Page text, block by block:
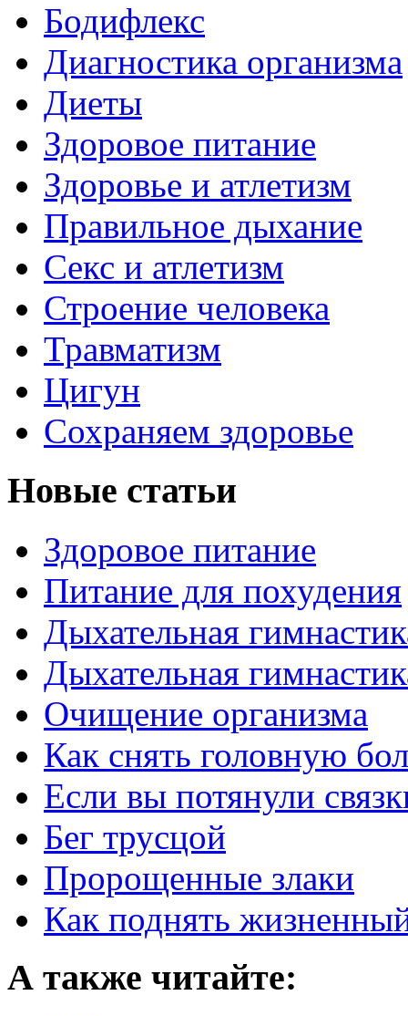
Бодифлекс
Диагностика организма
Диеты
Здоровое питание
Здоровье и атлетизм
Правильное дыхание
Секс и атлетизм
Строение человека
Травматизм
Цигун
Сохраняем здоровье
Новые статьи
Здоровое питание
Питание для похудения
Дыхательная
Дыхательная
Очищение организма
Как снять головную
Если вы потянули
Бег трусцой
Пророщенные злаки
Как поднять
А также читайте: